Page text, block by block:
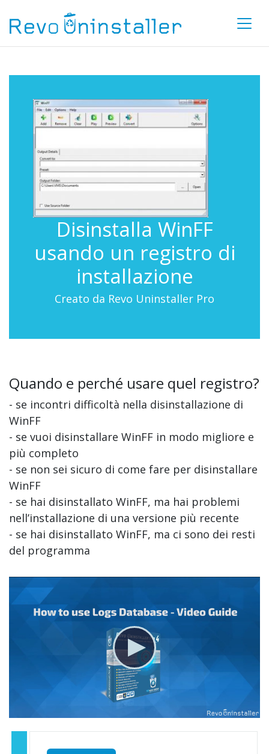
Disinstalla WinFF
usando un registro di
installazione
Creato da Revo Uninstaller Pro
Quando e perché usare quel registro?
- se incontri difficoltà nella disinstallazione di
WinFF
- se vuoi disinstallare WinFF in modo migliore e
più completo
- se non sei sicuro di come fare per disinstallare
WinFF
- se hai disinstallato WinFF, ma hai problemi
nell’installazione di una versione più recente
- se hai disinstallato WinFF, ma ci sono dei resti
del programma